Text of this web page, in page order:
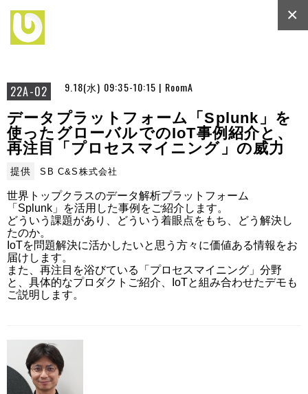
22A-02 9.18(水) 09:35-10:15 | RoomA
×
データプラットフォーム「Splunk」を
使ったグローバルでのIoT事例紹介と、
再注目「プロセスマイニング」の威力
提供 SB C&S株式会社
世界トップクラスのデータ解析プラットフォーム
「Splunk」を活用した事例をご紹介します。
どういう課題があり、どういう着眼点をもち、どう解決し
たのか。
IoTを問題解決に活かしたいと思う方々に価値ある情報をお
届けします。
また、再注目を浴びている「プロセスマイニング」分野
と、具体的なプロダクトご紹介、IoTと組み合わせたデモも
ご説明します。